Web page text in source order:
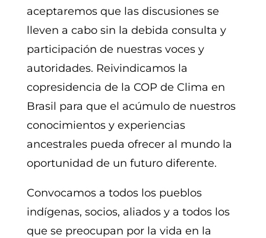
aceptaremos que las discusiones se
lleven a cabo sin la debida consulta y
participación de nuestras voces y
autoridades. Reivindicamos la
copresidencia de la COP de Clima en
Brasil para que el acúmulo de nuestros
conocimientos y experiencias
ancestrales pueda ofrecer al mundo la
oportunidad de un futuro diferente.
Convocamos a todos los pueblos
indígenas, socios, aliados y a todos los
que se preocupan por la vida en la